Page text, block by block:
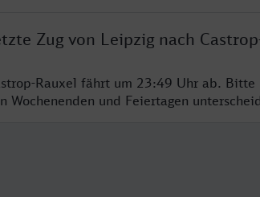
Zug von Leipzig nach
Rauxel fährt um 23:49 Uhr ab. Bitte
Wochenenden und Feiertagen